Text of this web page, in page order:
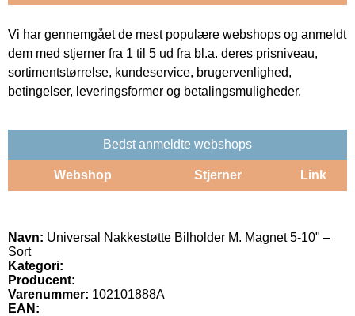
Vi har gennemgået de mest populære webshops og anmeldt
dem med stjerner fra 1 til 5 ud fra bl.a. deres prisniveau,
sortimentstørrelse, kundeservice, brugervenlighed,
betingelser, leveringsformer og betalingsmuligheder.
Bedst anmeldte webshops
Webshop Stjerner Link
Navn: Universal Nakkestøtte Bilholder M. Magnet 5-10" –
Sort
Kategori:
Producent:
Varenummer: 102101888A
EAN: